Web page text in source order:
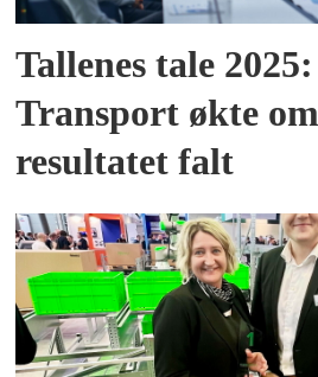
Tallenes tale
Transport økte
resultatet falt